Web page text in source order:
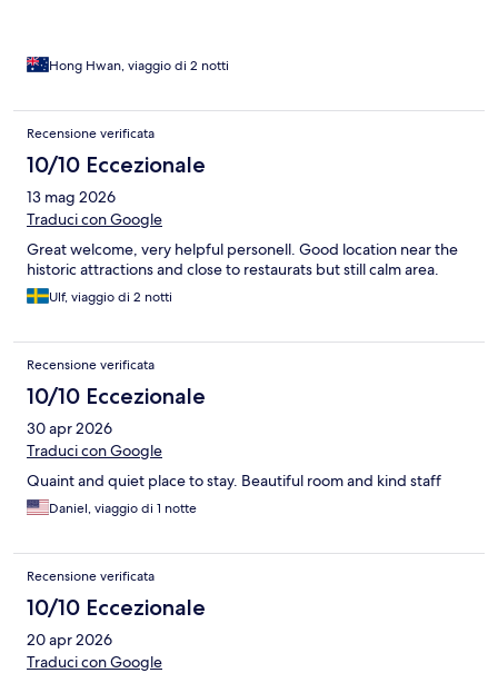
Hong Hwan, viaggio di 2 notti
Recensione verificata
10/10 Eccezionale
13 mag 2026
Traduci con Google
Great welcome, very helpful personell. Good location near the
historic attractions and close to restaurats but still calm area.
Ulf, viaggio di 2 notti
Recensione verificata
10/10 Eccezionale
30 apr 2026
Traduci con Google
Quaint and quiet place to stay. Beautiful room and kind staff
Daniel, viaggio di 1 notte
Recensione verificata
10/10 Eccezionale
20 apr 2026
Traduci con Google